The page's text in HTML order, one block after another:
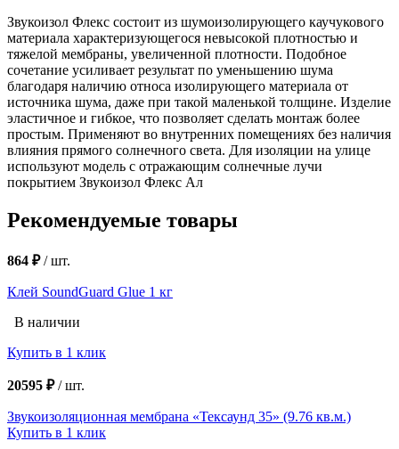
Звукоизол Флекс состоит из шумоизолирующего каучукового
материала характеризующегося невысокой плотностью и
тяжелой мембраны, увеличенной плотности. Подобное
сочетание усиливает результат по уменьшению шума
благодаря наличию относа изолирующего материала от
источника шума, даже при такой маленькой толщине. Изделие
эластичное и гибкое, что позволяет сделать монтаж более
простым. Применяют во внутренних помещениях без наличия
влияния прямого солнечного света. Для изоляции на улице
используют модель с отражающим солнечные лучи
покрытием Звукоизол Флекс Ал
Рекомендуемые товары
864 ₽/шт.
Клей SoundGuard Glue 1 кг
В наличии
Купить в 1 клик
20595 ₽/шт.
Звукоизоляционная мембрана «Тексаунд 35» (9.76 кв.м.)
Купить в 1 клик